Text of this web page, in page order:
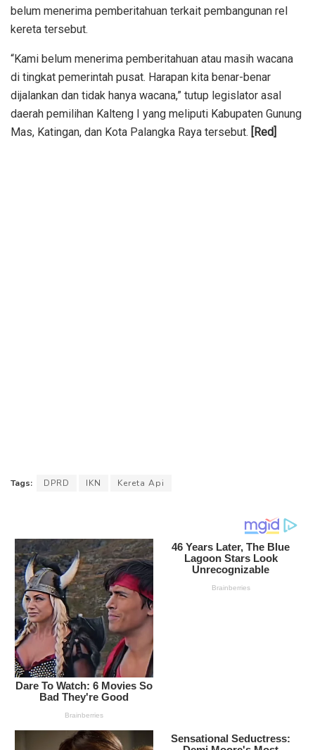
belum menerima pemberitahuan terkait pembangunan rel
kereta tersebut.
“Kami belum menerima pemberitahuan atau masih wacana
di tingkat pemerintah pusat. Harapan kita benar-benar
dijalankan dan tidak hanya wacana,” tutup legislator asal
daerah pemilihan Kalteng I yang meliputi Kabupaten Gunung
Mas, Katingan, dan Kota Palangka Raya tersebut. [Red]
Tags: DPRD IKN Kereta Api